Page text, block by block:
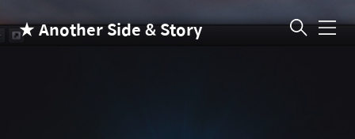
★ Another Side & Story 메